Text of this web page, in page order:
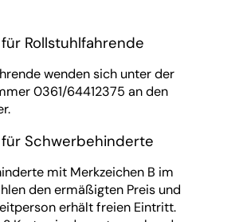
Rollstuhlfahrende
wenden sich unter der
0361/64412375 an den
Schwerbehinderte
mit Merkzeichen B im
den ermäßigten Preis und
erhält freien Eintritt.